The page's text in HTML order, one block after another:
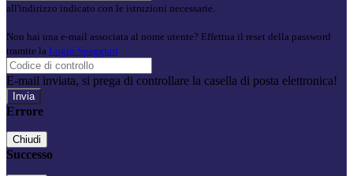
all'indirizzo indicato con le istruzioni necessarie.
Non hai una e-mail associata al nome utente? Effettua il reset della password
tramite la Login Spaggiari
E-mail inviata, si prega di controllare la casella di posta elettronica!
Errore
Chiudi
Successo